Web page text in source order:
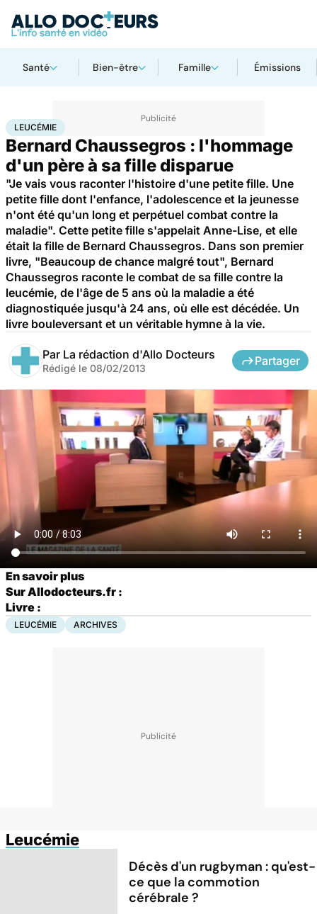
Santé Bien-être Famille Émissions
AccueilSantéLeucémie
LEUCÉMIE
Bernard Chaussegros : l'hommage
d'un père à sa fille disparue
"Je vais vous raconter l'histoire d'une petite fille. Une
petite fille dont l'enfance, l'adolescence et la jeunesse
n'ont été qu'un long et perpétuel combat contre la
maladie". Cette petite fille s'appelait Anne-Lise, et elle
était la fille de Bernard Chaussegros. Dans son premier
livre, "Beaucoup de chance malgré tout", Bernard
Chaussegros raconte le combat de sa fille contre la
leucémie, de l'âge de 5 ans où la maladie a été
diagnostiquée jusqu'à 24 ans, où elle est décédée. Un
livre bouleversant et un véritable hymne à la vie.
Par La rédaction d'Allo Docteurs
Rédigé le 08/02/2013
Partager
En savoir plus
Sur Allodocteurs.fr :
Livre :
LEUCÉMIE ARCHIVES
Leucémie
Décès d'un rugbyman : qu'est-
ce que la commotion
cérébrale ?